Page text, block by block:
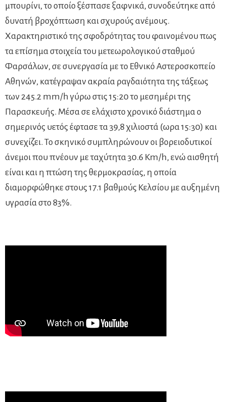
μπουρίνι, το οποίο ξέσπασε ξαφνικά, συνοδεύτηκε από
δυνατή βροχόπτωση και σχυρούς ανέμους.
Χαρακτηριστικό της σφοδρότητας του φαινομένου πως
τα επίσημα στοιχεία του μετεωρολογικού σταθμού
Φαρσάλων, σε συνεργασία με το Εθνικό Αστεροσκοπείο
Αθηνών, κατέγραψαν ακραία ραγδαιότητα της τάξεως
των 245.2 mm/h γύρω στις 15:20 το μεσημέρι της
Παρασκευής. Μέσα σε ελάχιστο χρονικό διάστημα ο
σημερινός υετός έφτασε τα 39,8 χιλιοστά (ωρα 15:30) και
συνεχίζει. Το σκηνικό συμπληρώνουν οι βορειοδυτικοί
άνεμοι που πνέουν με ταχύτητα 30.6 Km/h, ενώ αισθητή
είναι και η πτώση της θερμοκρασίας, η οποία
διαμορφώθηκε στους 17.1 βαθμούς Κελσίου με αυξημένη
υγρασία στο 83%.